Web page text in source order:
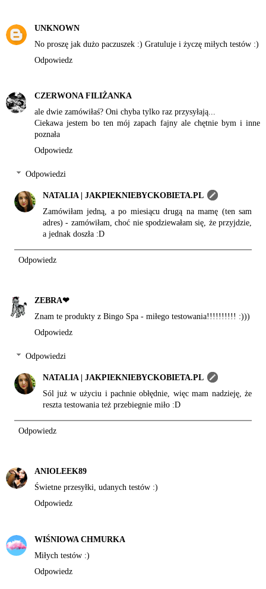
UNKNOWN
No proszę jak dużo paczuszek :) Gratuluje i życzę miłych testów :)
Odpowiedz
CZERWONA FILIŻANKA
ale dwie zamówiłaś? Oni chyba tylko raz przysyłają...
Ciekawa jestem bo ten mój zapach fajny ale chętnie bym i inne
poznała
Odpowiedz
Odpowiedzi
NATALIA | JAKPIEKNIEBYCKOBIETA.PL
Zamówiłam jedną, a po miesiącu drugą na mamę (ten sam
adres) - zamówiłam, choć nie spodziewałam się, że przyjdzie,
a jednak doszła :D
Odpowiedz
ZEBRA❤
Znam te produkty z Bingo Spa - miłego testowania!!!!!!!!!! :)))
Odpowiedz
Odpowiedzi
NATALIA | JAKPIEKNIEBYCKOBIETA.PL
Sól już w użyciu i pachnie obłędnie, więc mam nadzieję, że
reszta testowania też przebiegnie miło :D
Odpowiedz
ANIOLEEK89
Świetne przesyłki, udanych testów :)
Odpowiedz
WIŚNIOWA CHMURKA
Miłych testów :)
Odpowiedz